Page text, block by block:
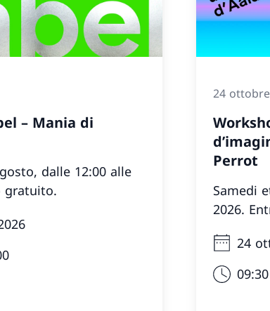
– Mania di
dalle 12:00 alle
gratuito.
24
Perrot
Samedi
2026.
24